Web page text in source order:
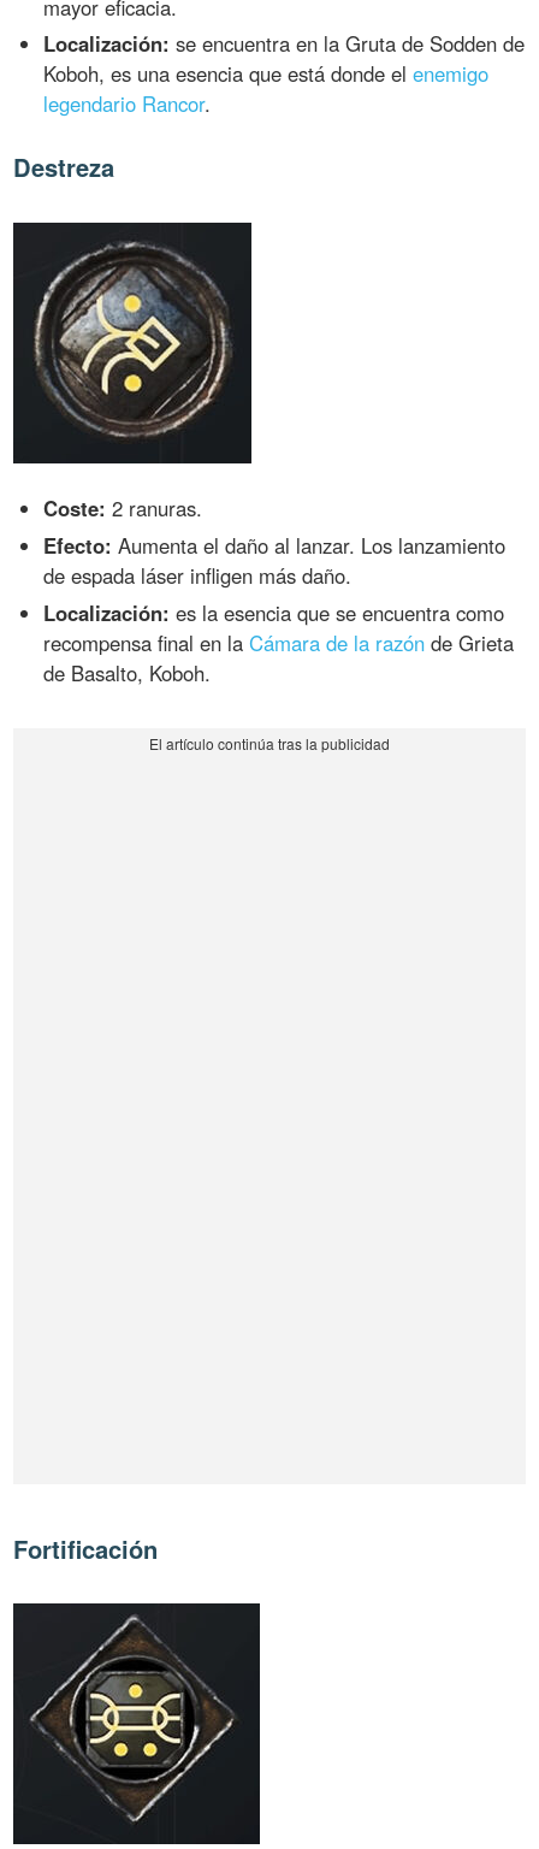
mayor eficacia.
Localización: se encuentra en la Gruta de Sodden de
Koboh, es una esencia que está donde elenemigo
legendario Rancor.
Destreza
Coste: 2 ranuras.
Efecto: Aumenta el daño al lanzar. Los lanzamiento
de espada láser infligen más daño.
Localización: es la esencia que se encuentra como
recompensa final en laCámara de la razón de Grieta
de Basalto, Koboh.
Fortificación